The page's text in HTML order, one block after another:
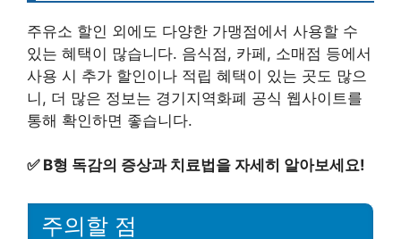
주유소 할인 외에도 다양한 가맹점에서 사용할 수
있는 혜택이 많습니다. 음식점, 카페, 소매점 등에서
사용 시 추가 할인이나 적립 혜택이 있는 곳도 많으
니, 더 많은 정보는 경기지역화폐 공식 웹사이트를
통해 확인하면 좋습니다.
✅ B형 독감의 증상과 치료법을 자세히 알아보세요!
주의할 점